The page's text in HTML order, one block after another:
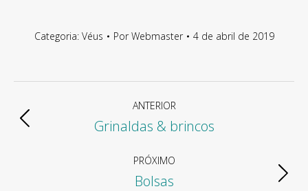
Categoria: Véus PorWebmaster 4 de abril de 2019
Navegação
do
ANTERIOR
Álbum
Grinaldas & brincos
PRÓXIMO
Próximo
Bolsas